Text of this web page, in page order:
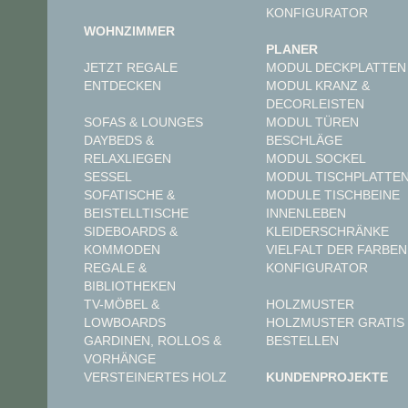
WOHNZIMMER
JETZT REGALE
ENTDECKEN
SOFAS & LOUNGES
DAYBEDS &
RELAXLIEGEN
SESSEL
SOFATISCHE &
BEISTELLTISCHE
SIDEBOARDS &
KOMMODEN
REGALE &
BIBLIOTHEKEN
TV-MÖBEL &
LOWBOARDS
GARDINEN, ROLLOS &
VORHÄNGE
VERSTEINERTES HOLZ
KONFIGURATOR
PLANER
MODUL DECKPLATTEN
MODUL KRANZ &
DECORLEISTEN
MODUL TÜREN
BESCHLÄGE
MODUL SOCKEL
MODUL
MODULE TISCHBEINE
INNENLEBEN
KLEIDERSCHRÄNKE
VIELFALT DER FARBEN
KONFIGURATOR
HOLZMUSTER
HOLZMUSTER GRATIS
BESTELLEN
KUNDENPROJEKTE